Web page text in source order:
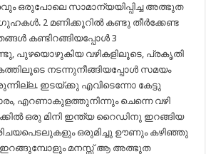
ഒരുപോലെ സാമാന്യയിപ്പിച്ച അത്ഭുത
2 മണിക്കൂറിൽ കണ്ടു തീർക്കേണ്ട
കണ്ടിറങ്ങിയപ്പോൾ 3
പുഴയൊഴുകിയ വഴികളിലൂടെ, പ്രകൃതി
നടന്നുനീങ്ങിയപ്പോൾ സമയം
ഇടയ്ക്കു എവിടെന്നോ കേട്ടു
എറണാകുളത്തുനിന്നും ചെന്നെ വഴി
ഒരു മിനി ഇന്ത്യ റൈഡിനു ഇറങ്ങിയ
ഒരുമിച്ചു ഊണും കഴിഞ്ഞു
മനസ്സ് ആ അത്ഭുത